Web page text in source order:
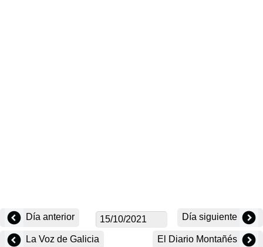
Día anterior Día siguiente
La Voz de Galicia El Diario Montañés